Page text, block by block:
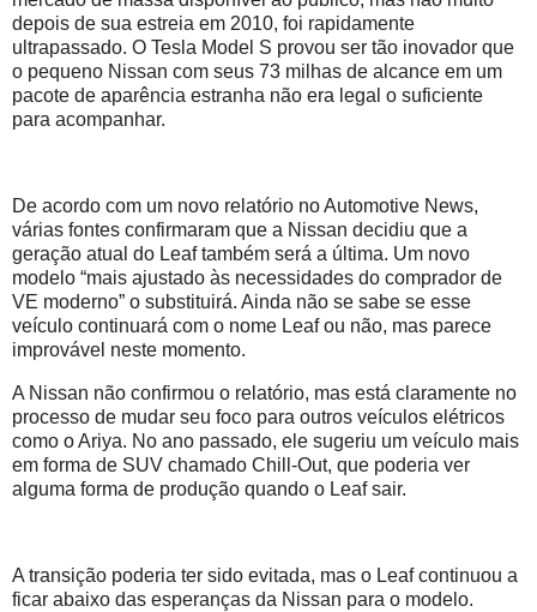
depois de sua estreia em 2010, foi rapidamente
ultrapassado. O Tesla Model S provou ser tão inovador que
o pequeno Nissan com seus 73 milhas de alcance em um
pacote de aparência estranha não era legal o suficiente
para acompanhar.
De acordo com um novo relatório no Automotive News,
várias fontes confirmaram que a Nissan decidiu que a
geração atual do Leaf também será a última. Um novo
modelo “mais ajustado às necessidades do comprador de
VE moderno” o substituirá. Ainda não se sabe se esse
veículo continuará com o nome Leaf ou não, mas parece
improvável neste momento.
A Nissan não confirmou o relatório, mas está claramente no
processo de mudar seu foco para outros veículos elétricos
como o Ariya. No ano passado, ele sugeriu um veículo mais
em forma de SUV chamado Chill-Out, que poderia ver
alguma forma de produção quando o Leaf sair.
A transição poderia ter sido evitada, mas o Leaf continuou a
ficar abaixo das esperanças da Nissan para o modelo.